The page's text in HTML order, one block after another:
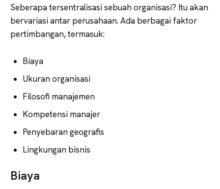
Seberapa tersentralisasi sebuah organisasi? Itu akan
bervariasi antar perusahaan. Ada berbagai faktor
pertimbangan, termasuk:
Biaya
Ukuran organisasi
Filosofi manajemen
Kompetensi manajer
Penyebaran geografis
Lingkungan bisnis
Biaya